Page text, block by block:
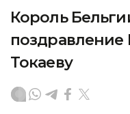
Король
Токаеву